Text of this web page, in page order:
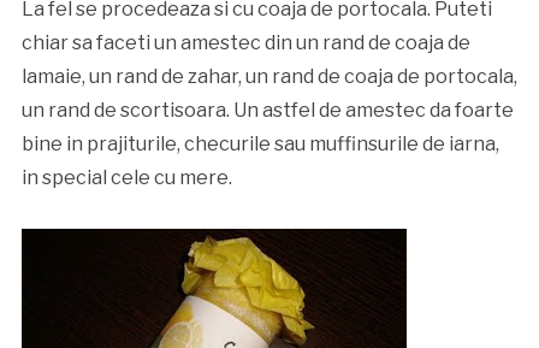
La fel se procedeaza si cu coaja de portocala. Puteti
chiar sa faceti un amestec din un rand de coaja de
lamaie, un rand de zahar, un rand de coaja de portocala,
un rand de scortisoara. Un astfel de amestec da foarte
bine in prajiturile, checurile sau muffinsurile de iarna,
in special cele cu mere.